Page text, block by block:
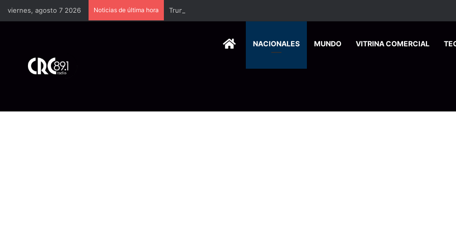
viernes, agosto 7 2026 Noticias de última hora
HOMENACIONALES MUNDO VITRINA COMERCIAL